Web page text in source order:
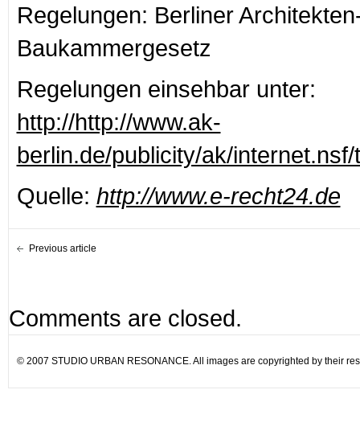
Regelungen: Berliner
Baukammergesetz
Regelungen einsehbar unter:
http://http://www.ak-
berlin.de/publicity/ak/
Quelle: http://www.e-recht24.de
Previous article
Comments are closed.
© 2007 STUDIO URBAN RESONANCE. All images are copyrighted by their